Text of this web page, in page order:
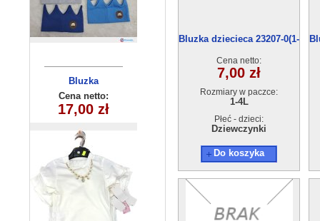
Bluzka
dziecieca
(6-16）6szt
Cena netto:
17,00 zł
Spodnie
dziecięce
DS-862(6-14)
10szt
Cena netto:
12,00 zł
Bluzka dziecieca 23207-0(1-
Cena netto:
7,00 zł
Rozmiary w paczce:
1-4L
Płeć - dzieci:
Dziewczynki
Do koszyka